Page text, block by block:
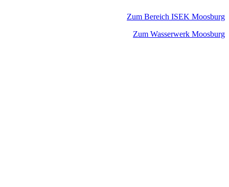
Zum Bereich ISEK Moosburg
Zum Wasserwerk Moosburg